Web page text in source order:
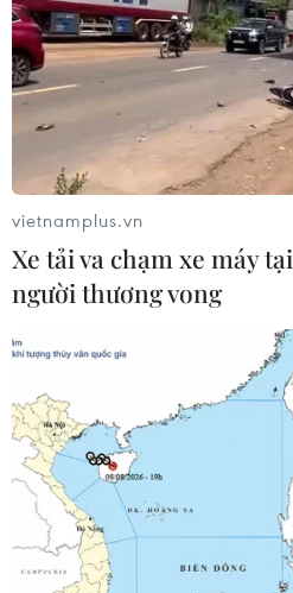
Mỹ cân nhắc phê duyệt
nửa liều vaccine
29/09/2021 04:47
FDA của Mỹ đã tìm hiểu về
vaccine của Moderna cho mũi
quan này cân nhắc phê duyệt
vietnamplus.vn
Xe tải va chạm xe máy
người thương vong